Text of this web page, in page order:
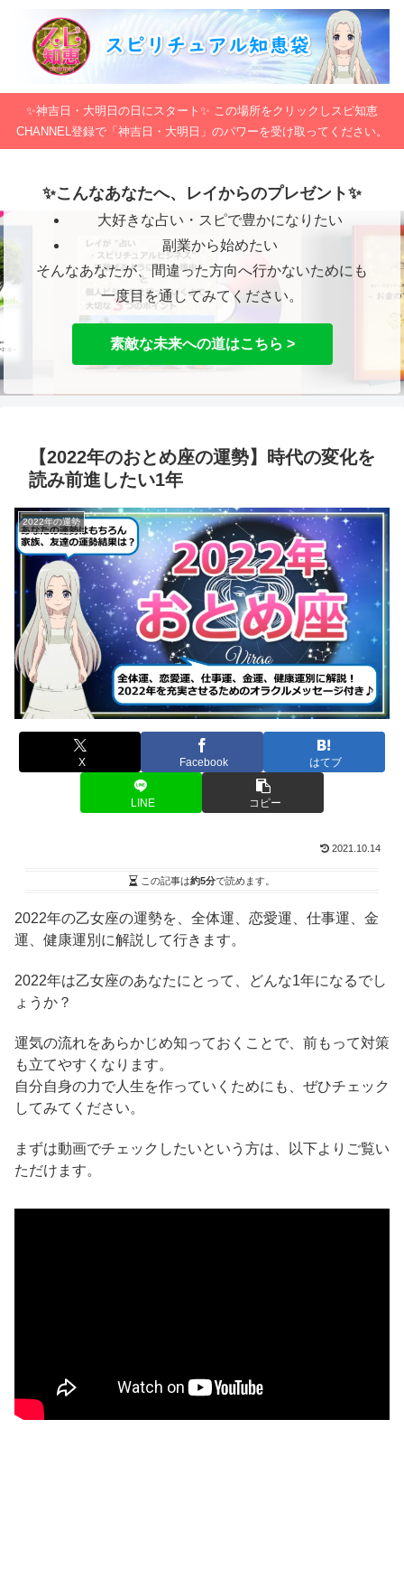
✨神吉日・大明日の日にスタート✨ この場所をクリックしスピ知恵
CHANNEL登録で「神吉日・大明日」のパワーを受け取ってください。
✨こんなあなたへ、レイからのプレゼント✨
大好きな占い・スピで豊かになりたい
副業から始めたい
そんなあなたが、間違った方向へ行かないためにも
一度目を通してみてください。
素敵な未来への道はこちら >
【2022年のおとめ座の運勢】時代の変化を
読み前進したい1年
2022年の運勢
X Facebook はてブ
LINE コピー
2021.10.14
この記事は約5分で読めます。
2022年の乙女座の運勢を、全体運、恋愛運、仕事運、金
運、健康運別に解説して行きます。
2022年は乙女座のあなたにとって、どんな1年になるでし
ょうか？
運気の流れをあらかじめ知っておくことで、前もって対策
も立てやすくなります。
自分自身の力で人生を作っていくためにも、ぜひチェック
してみてください。
まずは動画でチェックしたいという方は、以下よりご覧い
ただけます。